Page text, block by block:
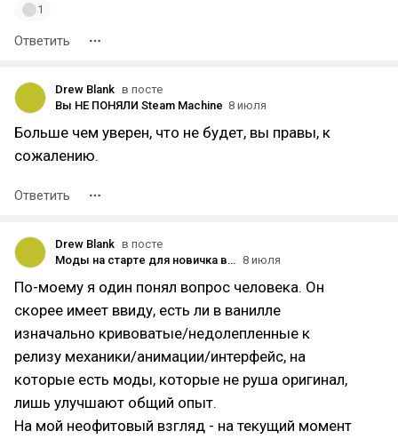
1
Ответить
Drew Blank в посте
Вы НЕ ПОНЯЛИ Steam Machine 8 июля
Больше чем уверен, что не будет, вы правы, к
сожалению.
Ответить
Drew Blank в посте
Моды на старте для новичка в Mount & Blade II: Bannerlord 8 июля
По-моему я один понял вопрос человека. Он
скорее имеет ввиду, есть ли в ванилле
изначально кривоватые/недолепленные к
релизу механики/анимации/интерфейс, на
которые есть моды, которые не руша оригинал,
лишь улучшают общий опыт.
На мой неофитовый взгляд - на текущий момент